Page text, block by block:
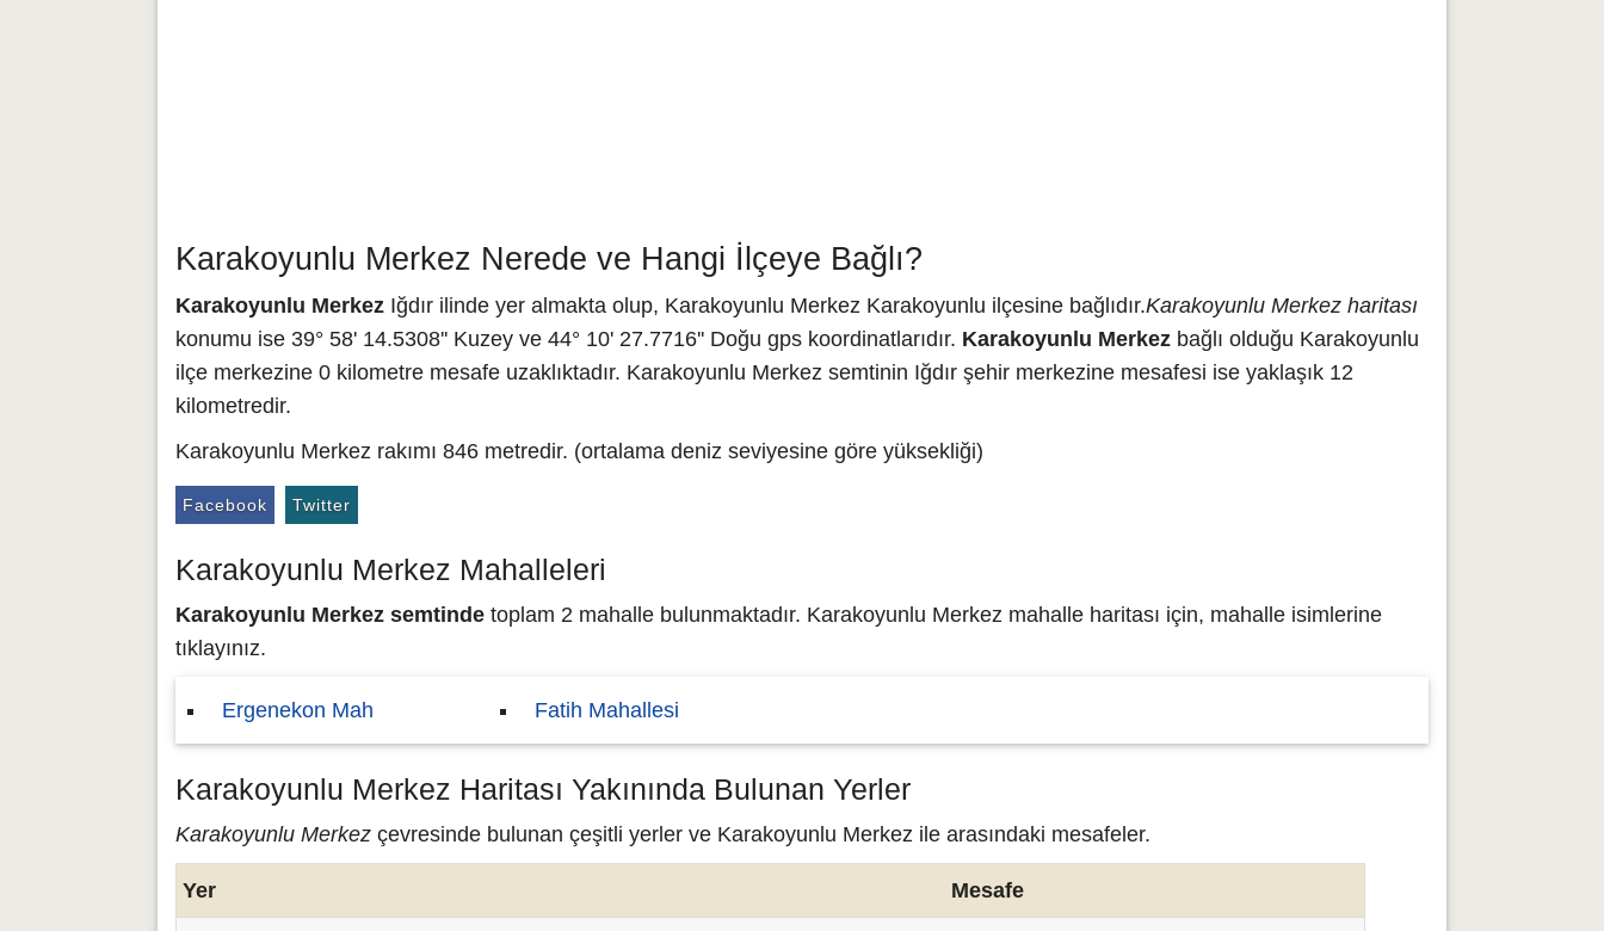
Karakoyunlu Merkez Nerede ve Hangi İlçeye Bağlı?
Karakoyunlu Merkez Iğdır ilinde yer almakta olup, Karakoyunlu Merkez Karakoyunlu ilçesine bağlıdır.Karakoyunlu Merkez haritası
konumu ise 39° 58' 14.5308'' Kuzey ve 44° 10' 27.7716'' Doğu gps koordinatlarıdır. Karakoyunlu Merkez bağlı olduğu Karakoyunlu
ilçe merkezine 0 kilometre mesafe uzaklıktadır. Karakoyunlu Merkez semtinin Iğdır şehir merkezine mesafesi ise yaklaşık 12
kilometredir.
Karakoyunlu Merkez rakımı 846 metredir. (ortalama deniz seviyesine göre yüksekliği)
Facebook Twitter
Karakoyunlu Merkez Mahalleleri
Karakoyunlu Merkez semtinde toplam 2 mahalle bulunmaktadır. Karakoyunlu Merkez mahalle haritası için, mahalle isimlerine
tıklayınız.
Ergenekon Mah Fatih Mahallesi
Karakoyunlu Merkez Haritası Yakınında Bulunan Yerler
Karakoyunlu Merkez çevresinde bulunan çeşitli yerler ve Karakoyunlu Merkez ile arasındaki mesafeler.
Yer Mesafe